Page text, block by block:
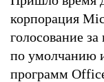
корпорация
голосование
по умолчанию
программ